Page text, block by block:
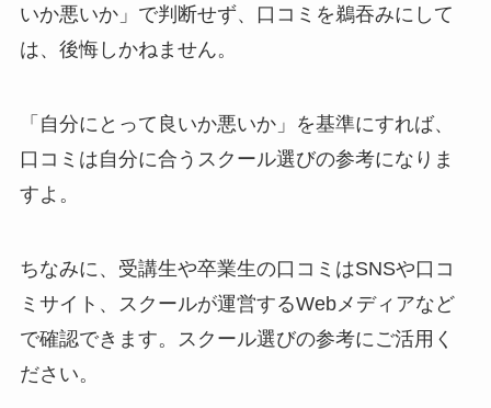
いか悪いか」で判断せず、口コミを鵜吞みにして
は、後悔しかねません。
「自分にとって良いか悪いか」を基準にすれば、
口コミは自分に合うスクール選びの参考になりま
すよ。
ちなみに、受講生や卒業生の口コミはSNSや口コ
ミサイト、スクールが運営するWebメディアなど
で確認できます。スクール選びの参考にご活用く
ださい。